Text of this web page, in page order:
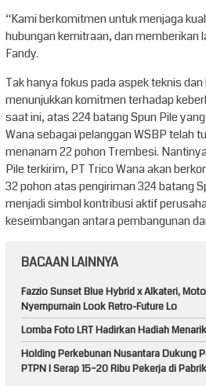
“Kami berkomitmen untuk menjaga
hubungan kemitraan, dan memberikan
Fandy.
Tak hanya fokus pada aspek teknis
menunjukkan komitmen terhadap
saat ini, atas 224 batang Spun Pile
Wana sebagai pelanggan WSBP telah
menanam 22 pohon Trembesi.
Pile terkirim, PT Trico Wana akan
32 pohon atas pengiriman 324 batang
menjadi simbol kontribusi aktif
keseimbangan antara pembangunan
BACAAN LAINNYA
Fazzio Sunset Blue Hybrid x Alkateri,
Nyempurnain Look Retro-Future Lo
Lomba Foto LRT Hadirkan Hadiah
Holding Perkebunan Nusantara Dukung
PTPN I Serap 15–20 Ribu Pekerja di